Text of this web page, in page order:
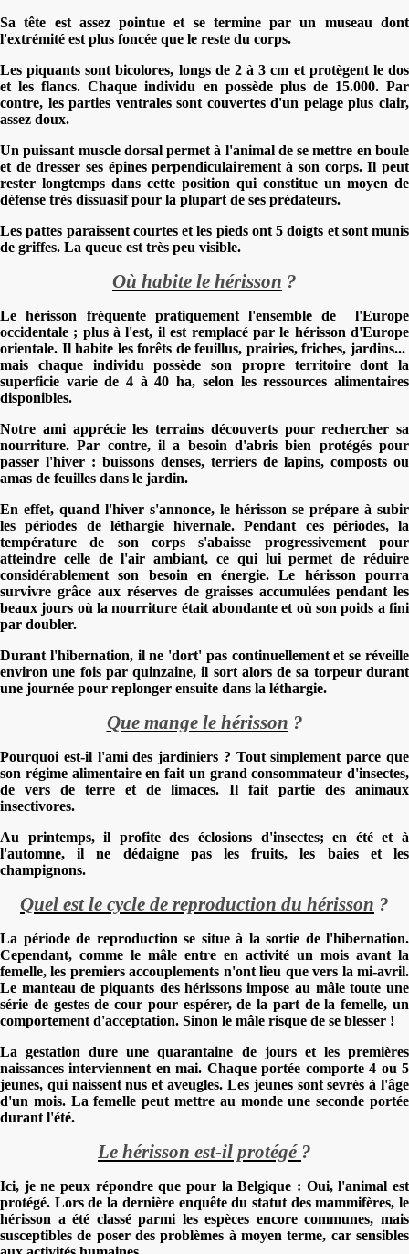
Sa tête est assez pointue et se termine par un museau dont
l'extrémité est plus foncée que le reste du corps.
Les piquants sont bicolores, longs de 2 à 3 cm et protègent le dos
et les flancs. Chaque individu en possède plus de 15.000. Par
contre, les parties ventrales sont couvertes d'un pelage plus clair,
assez doux.
Un puissant muscle dorsal permet à l'animal de se mettre en boule
et de dresser ses épines perpendiculairement à son corps. Il peut
rester longtemps dans cette position qui constitue un moyen de
défense très dissuasif pour la plupart de ses prédateurs.
Les pattes paraissent courtes et les pieds ont 5 doigts et sont munis
de griffes. La queue est très peu visible.
Où habite le hérisson ?
Le hérisson fréquente pratiquement l'ensemble de l'Europe
occidentale ; plus à l'est, il est remplacé par le hérisson d'Europe
orientale. Il habite les forêts de feuillus, prairies, friches, jardins...
mais chaque individu possède son propre territoire dont la
superficie varie de 4 à 40 ha, selon les ressources alimentaires
disponibles.
Notre ami apprécie les terrains découverts pour rechercher sa
nourriture. Par contre, il a besoin d'abris bien protégés pour
passer l'hiver : buissons denses, terriers de lapins, composts ou
amas de feuilles dans le jardin.
En effet, quand l'hiver s'annonce, le hérisson se prépare à subir
les périodes de léthargie hivernale. Pendant ces périodes, la
température de son corps s'abaisse progressivement pour
atteindre celle de l'air ambiant, ce qui lui permet de réduire
considérablement son besoin en énergie. Le hérisson pourra
survivre grâce aux réserves de graisses accumulées pendant les
beaux jours où la nourriture était abondante et où son poids a fini
par doubler.
Durant l'hibernation, il ne 'dort' pas continuellement et se réveille
environ une fois par quinzaine, il sort alors de sa torpeur durant
une journée pour replonger ensuite dans la léthargie.
Que mange le hérisson ?
Pourquoi est-il l'ami des jardiniers ? Tout simplement parce que
son régime alimentaire en fait un grand consommateur d'insectes,
de vers de terre et de limaces. Il fait partie des animaux
insectivores.
Au printemps, il profite des éclosions d'insectes; en été et à
l'automne, il ne dédaigne pas les fruits, les baies et les
champignons.
Quel est le cycle de reproduction du hérisson ?
La période de reproduction se situe à la sortie de l'hibernation.
Cependant, comme le mâle entre en activité un mois avant la
femelle, les premiers accouplements n'ont lieu que vers la mi-avril.
Le manteau de piquants des hérissons impose au mâle toute une
série de gestes de cour pour espérer, de la part de la femelle, un
comportement d'acceptation. Sinon le mâle risque de se blesser !
La gestation dure une quarantaine de jours et les premières
naissances interviennent en mai. Chaque portée comporte 4 ou 5
jeunes, qui naissent nus et aveugles. Les jeunes sont sevrés à l'âge
d'un mois. La femelle peut mettre au monde une seconde portée
durant l'été.
Le hérisson est-il protégé ?
Ici, je ne peux répondre que pour la Belgique : Oui, l'animal est
protégé. Lors de la dernière enquête du statut des mammifères, le
hérisson a été classé parmi les espèces encore communes, mais
susceptibles de poser des problèmes à moyen terme, car sensibles